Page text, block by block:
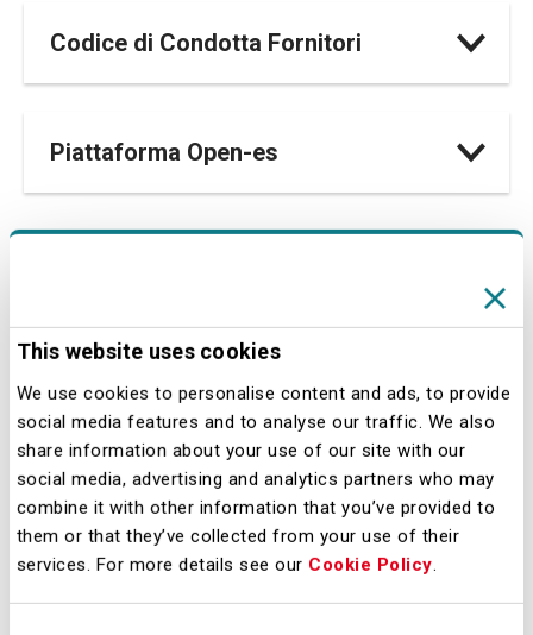
This website uses cookies
We use cookies to personalise content and ads, to provide
social media features and to analyse our traffic. We also
share information about your use of our site with our
social media, advertising and analytics partners who may
combine it with other information that you’ve provided to
them or that they’ve collected from your use of their
services. For more details see our Cookie Policy.
Codice di Condotta Fornitori
Piattaforma Open-es
Questo approccio è stato presentato
in un webinar, il cui video integrale è
disponibilequi.